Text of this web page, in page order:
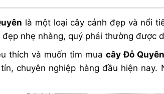
là một loại cây cảnh đẹp và nổi
đẹp nhẹ nhàng, quý phái thường
thích và muốn tìm mua cây Đỗ Quyên
chuyên nghiệp hàng đầu hiện